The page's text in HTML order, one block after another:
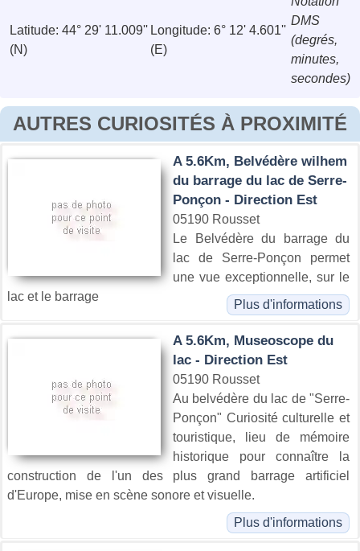
Latitude: 44° 29' 11.009''
(N)
Longitude: 6° 12' 4.601''
(E)
DMS
(degrés,
minutes,
secondes)
AUTRES CURIOSITÉS À PROXIMITÉ
A 5.6Km, Belvédère wilhem
du barrage du lac de Serre-
Ponçon - Direction Est
05190 Rousset
Le Belvédère du barrage du
lac de Serre-Ponçon permet
une vue exceptionnelle, sur le
lac et le barrage
Plus d'informations
A 5.6Km, Museoscope du
lac - Direction Est
05190 Rousset
Au belvédère du lac de "Serre-
Ponçon" Curiosité culturelle et
touristique, lieu de mémoire
historique pour connaître la
construction de l'un des plus grand barrage artificiel
d'Europe, mise en scène sonore et visuelle.
Plus d'informations